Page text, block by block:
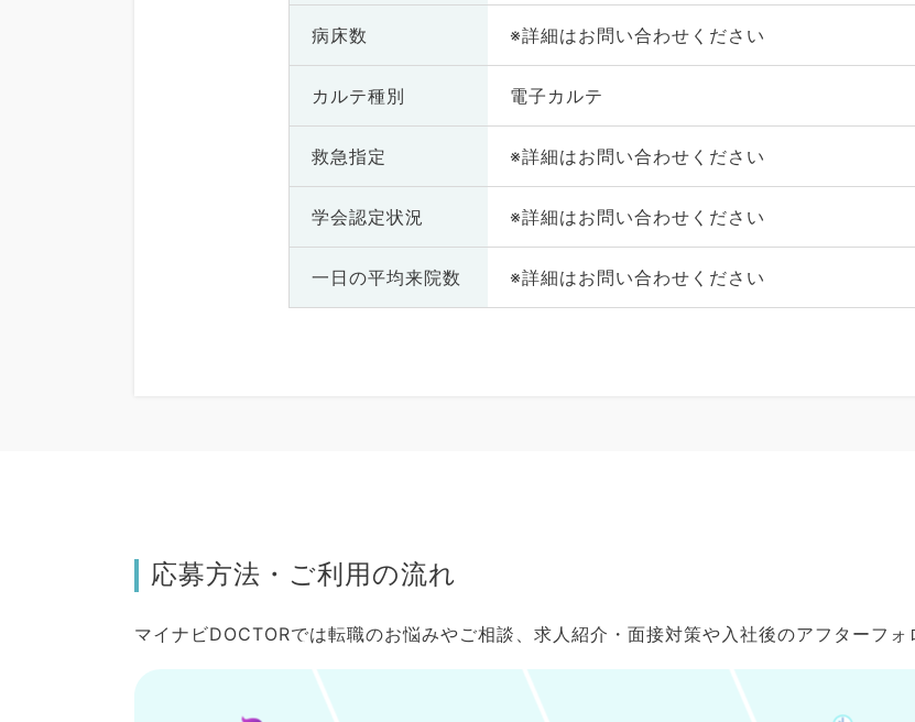
病床数 ※詳細はお問い合わせください
カルテ種別 電子カルテ
救急指定 ※詳細はお問い合わせください
学会認定状況 ※詳細はお問い合わせください
一日の平均来院数 ※詳細はお問い合わせください
応募方法・ご利用の流れ
マイナビDOCTORでは転職のお悩みやご相談、求人紹介・面接対策や入社後のアフターフ